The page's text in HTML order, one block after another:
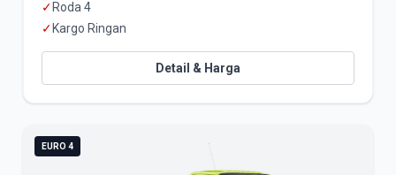
✓ Roda 4
✓ Kargo Ringan
Detail & Harga
EURO 4